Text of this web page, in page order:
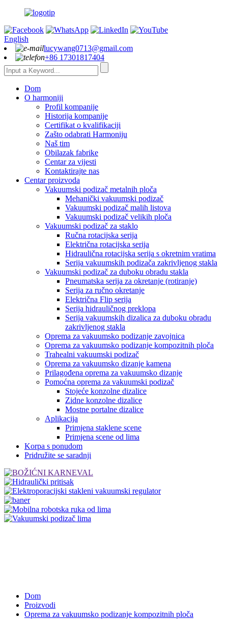
English
lucywang0713@gmail.com
+86 17301817404
Dom
O harmoniji
Profil kompanije
Historija kompanije
Certifikat o kvalifikaciji
Zašto odabrati Harmoniju
Naš tim
Obilazak fabrike
Centar za vijesti
Kontaktirajte nas
Centar proizvoda
Vakuumski podizač metalnih ploča
Mehanički vakuumski podizač
Vakuumski podizač malih listova
Vakuumski podizač velikih ploča
Vakuumski podizač za staklo
Ručna rotacijska serija
Električna rotacijska serija
Hidraulična rotacijska serija s okretnim vratima
Serija vakuumskih podizača zakrivljenog stakla
Vakuumski podizač za duboku obradu stakla
Pneumatska serija za okretanje (rotiranje)
Serija za ručno okretanje
Električna Flip serija
Serija hidrauličnog preklopa
Serija vakuumskih dizalica za duboku obradu
zakrivljenog stakla
Oprema za vakuumsko podizanje zavojnica
Oprema za vakuumsko podizanje kompozitnih ploča
Trahealni vakuumski podizač
Oprema za vakuumsko dizanje kamena
Prilagođena oprema za vakuumsko dizanje
Pomoćna oprema za vakuumski podizač
Stojeće konzolne dizalice
Zidne konzolne dizalice
Mostne portalne dizalice
Aplikacija
Primjena staklene scene
Primjena scene od lima
Korpa s ponudom
Pridružite se saradnji
Dom
Proizvodi
Oprema za vakuumsko podizanje kompozitnih ploča